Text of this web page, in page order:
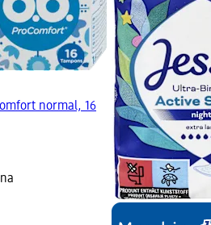
normal, 16